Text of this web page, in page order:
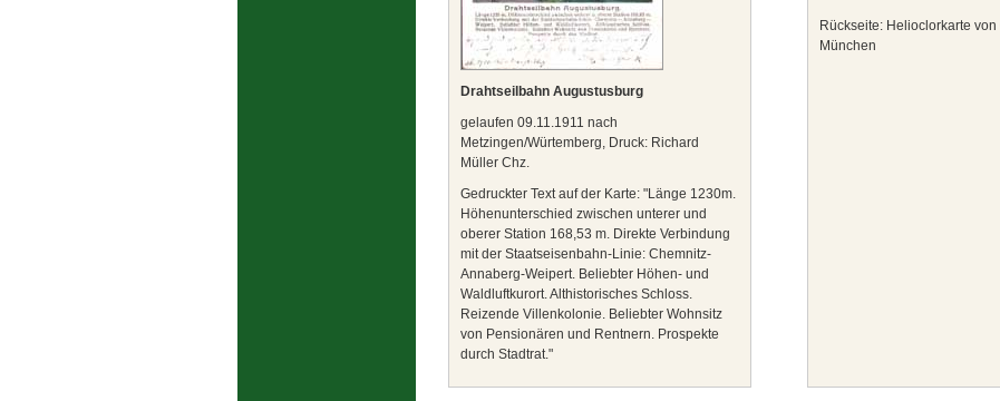
Drahtseilbahn Augustusburg
gelaufen 09.11.1911 nach
Metzingen/Würtemberg, Druck: Richard
Müller Chz.
Gedruckter Text auf der Karte: "Länge 1230m.
Höhenunterschied zwischen unterer und
oberer Station 168,53 m. Direkte Verbindung
mit der Staatseisenbahn-Linie: Chemnitz-
Annaberg-Weipert. Beliebter Höhen- und
Waldluftkurort. Althistorisches Schloss.
Reizende Villenkolonie. Beliebter Wohnsitz
von Pensionären und Rentnern. Prospekte
durch Stadtrat."
Rückseite: Helioclorkarte von
München